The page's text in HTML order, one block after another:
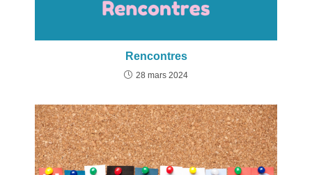
Rencontres
28 mars 2024